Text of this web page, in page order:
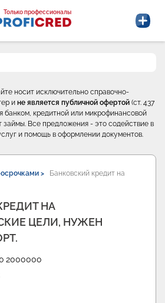
профессионалы
Только профессионалы
носит исключительно справочно-
и не является публичной офертой (ст. 437
банком, кредитной или микрофинансовой
займы. Все предложения - это содействие в
и помощь в оформлении документов.
>
Банковский кредит на
НА
ЦЕЛИ, НУЖЕН
2000000